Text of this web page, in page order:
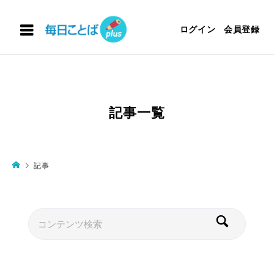
ログイン 会員登録
記事一覧
記事